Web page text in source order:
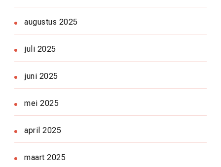
augustus 2025
juli 2025
juni 2025
mei 2025
april 2025
maart 2025